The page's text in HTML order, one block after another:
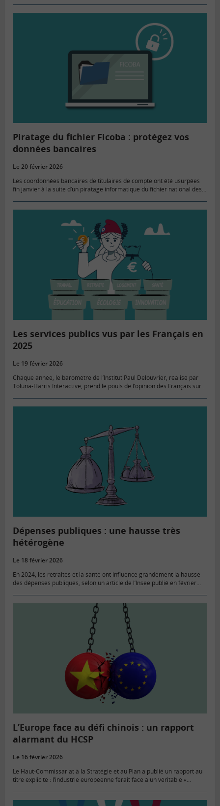
Piratage du fichier Ficoba : protégez vos
données bancaires
Le 20 février 2026
Les coordonnées bancaires de titulaires de compte ont été usurpées
fin janvier à la suite d’un piratage informatique du fichier national des
Les services publics vus par les Français en
2025
Le 19 février 2026
Chaque année, le baromètre de l’Institut Paul Delouvrier, réalisé par
Toluna-Harris Interactive, prend le pouls de l’opinion des Français sur
Dépenses publiques : une hausse très
hétérogène
Le 18 février 2026
En 2024, les retraites et la santé ont influencé grandement la hausse
des dépenses publiques, selon un article de l’Insee publié en février
L’Europe face au défi chinois : un rapport
alarmant du HCSP
Le 16 février 2026
Le Haut-Commissariat à la Stratégie et au Plan a publié un rapport au
titre explicite : l’industrie européenne ferait face à un véritable «